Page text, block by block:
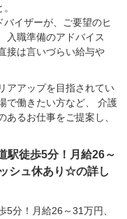
イザーが、ご要望のヒ
入職準備のアドバイス
接は言いづらい給与や
アアップを目指されてい
で働きたい方など、 介護
るお仕事をご提案し、
駅徒歩5分！月給26～
シュ休あり☆の詳し
5分！月給26～31万円、